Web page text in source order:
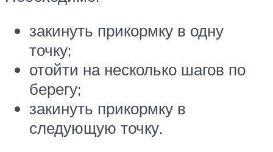
закинуть прикормку в одну
точку;
отойти на несколько шагов по
берегу;
закинуть прикормку в
следующую точку.